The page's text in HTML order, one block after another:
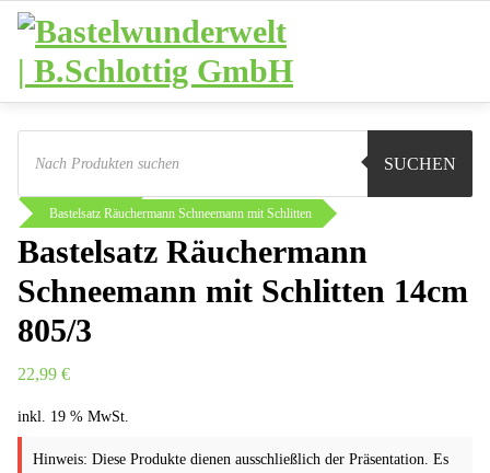
Zum
Inhalt
springen
Products
search
SUCHEN
Sie sind hier:
Selbstbausätze
Bastelsatz Räuchermann Schneemann mit Schlitten
Bastelsatz Räuchermann
Schneemann mit Schlitten 14cm
805/3
22,99 €
inkl. 19 % MwSt.
Hinweis: Diese Produkte dienen ausschließlich der Präsentation. Es